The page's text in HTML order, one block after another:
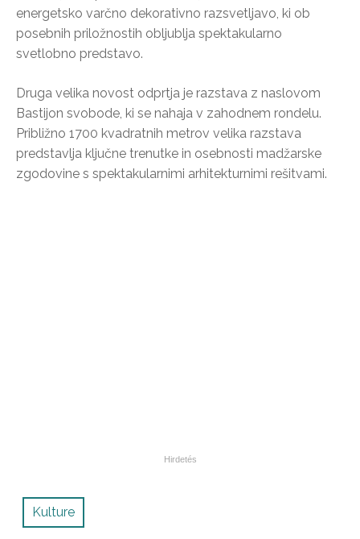
energetsko varčno dekorativno razsvetljavo, ki ob
posebnih priložnostih obljublja spektakularno
svetlobno predstavo.
Druga velika novost odprtja je razstava z naslovom
Bastijon svobode, ki se nahaja v zahodnem rondelu.
Približno 1700 kvadratnih metrov velika razstava
predstavlja ključne trenutke in osebnosti madžarske
zgodovine s spektakularnimi arhitekturnimi rešitvami.
Kulture